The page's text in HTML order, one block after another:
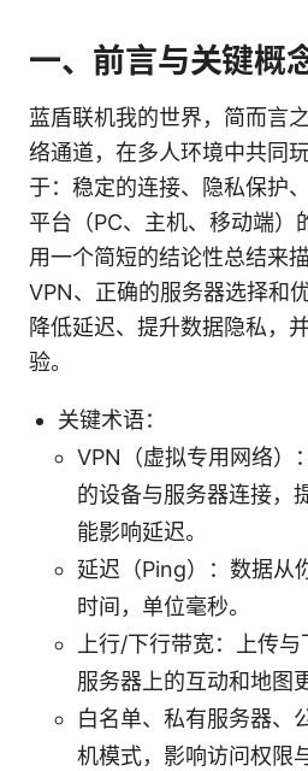
一、前言与关键概
蓝盾联机我的世界，简而言
络通道，在多人环境中共同
于：稳定的连接、隐私保护
平台（PC、主机、移动端）
用一个简短的结论性总结来
VPN、正确的服务器选择和
降低延迟、提升数据隐私，
验。
关键术语：
VPN（虚拟专用网络）
的设备与服务器连接，
能影响延迟。
延迟（Ping）：数据从
时间，单位毫秒。
上行/下行带宽：上传
服务器上的互动和地图
白名单、私有服务器、
机模式，影响访问权限